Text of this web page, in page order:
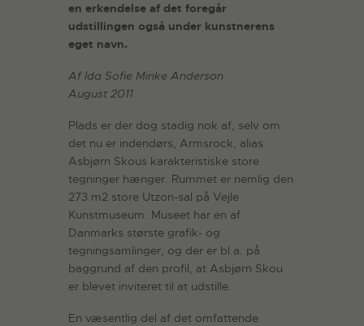
en erkendelse af det foregår
udstillingen også under kunstnerens
eget navn.
Af Ida Sofie Minke Anderson
August 2011
Plads er der dog stadig nok af, selv om
det nu er indendørs, Armsrock, alias
Asbjørn Skous karakteristiske store
tegninger hænger. Rummet er nemlig den
273 m2 store Utzon-sal på Vejle
Kunstmuseum. Museet har en af
Danmarks største grafik- og
tegningsamlinger, og der er bl.a. på
baggrund af den profil, at Asbjørn Skou
er blevet inviteret til at udstille.
En væsentlig del af det omfattende